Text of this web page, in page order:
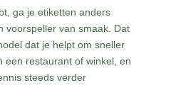
ga je etiketten anders
voorspeller van smaak. Dat
dat je helpt om sneller
een restaurant of winkel, en
steeds verder